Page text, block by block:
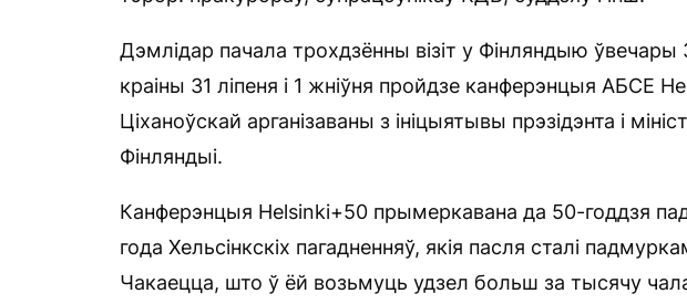
Дэмлідар пачала трохдзённы візіт у Фінляндыю ўвечары
краіны 31 ліпеня і 1 жніўня пройдзе канферэнцыя АБСЕ
Ціханоўскай арганізаваны з ініцыятывы прэзідэнта і
Фінляндыі.
Канферэнцыя Helsinki+50 прымеркавана да 50-годдзя
года Хельсінкскіх пагадненняў, якія пасля сталі
Чакаецца, што ў ёй возьмуць удзел больш за тысячу